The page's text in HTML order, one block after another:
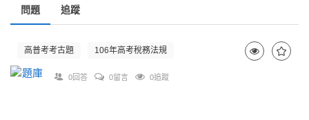
問題 追蹤
高普考考古題 106年高考稅務法規
0回答 0留言 0追蹤